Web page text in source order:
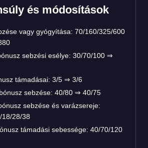
és módosítások
vagy gyógyítása: 70/160/325/600
sebzési esélye: 30/70/100 ⇒
támadásai: 3/5 ⇒ 3/6
sebzése: 40/80 ⇒ 40/75
sebzése és varázsereje:
28/38
támadási sebessége: 40/70/120